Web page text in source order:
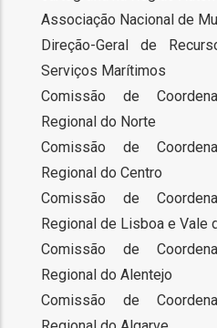
Associação Nacional de
Direção-Geral de
Serviços Marítimos
Comissão de
Regional do Norte
Comissão de
Regional do Centro
Comissão de
Regional de Lisboa e Vale
Comissão de
Regional do Alentejo
Comissão de